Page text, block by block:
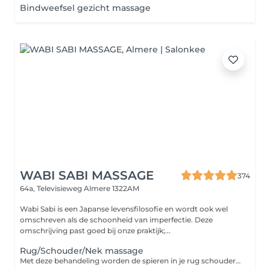
Bindweefsel gezicht massage
WABI SABI MASSAGE
374
64a, Televisieweg Almere 1322AM
Wabi Sabi is een Japanse levensfilosofie en wordt ook wel
omschreven als de schoonheid van imperfectie. Deze
omschrijving past goed bij onze praktijk;...
Rug/Schouder/Nek massage
Met deze behandeling worden de spieren in je rug schouder en nek goed losgemaakt en ga je weer licht en met nieuwe energie de deur uit. Geef ons vooral je wensen en behoeften aan. In 30min kunnen we heel veel voor je bekenenen!